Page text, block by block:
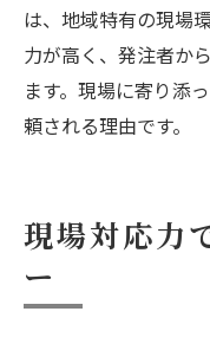
は、地域特有の現場
力が高く、発注者か
ます。現場に寄り添
頼される理由です。
現場対応力
ー